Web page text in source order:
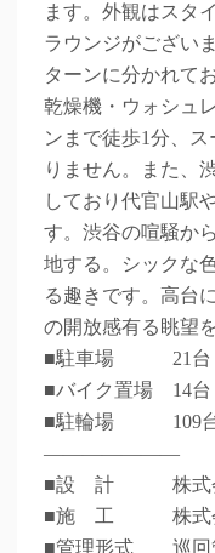
ます。外観はスタ
ラウンジがござい
ターンに分かれて
乾燥機・ウォシュ
ンまで徒歩1分、
りません。また、
しており代官山駅
す。渋谷の喧騒か
地する。シックな
る趣きです。高台
の開放感有る眺望
■駐車場 21台（
■バイク置場 14台
■駐輪場 109台（
―――――――
■設 計 株式会
■施 工 株式会
■管理形式 巡回